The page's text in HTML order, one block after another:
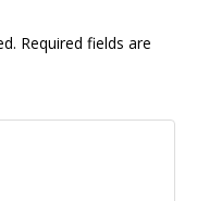
Required fields are